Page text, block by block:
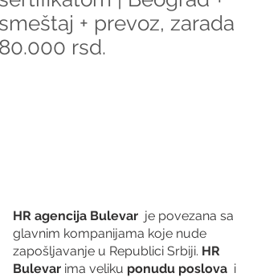
+ prevoz, zarada
rsd.
HR agencija Bulevar
  je povezana sa
glavnim kompanijama koje nude
zapošljavanje u Republici Srbiji. HR
Bulevar ima veliku ponudu poslova
  i